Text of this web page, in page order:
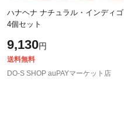
ハナヘナ ナチュラル・インディゴ
4個セット
9,130円
送料無料
DO-S SHOP auPAYマーケット店